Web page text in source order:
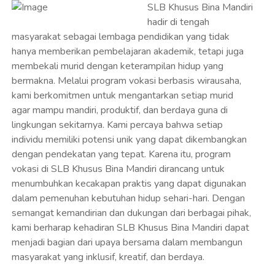
SLB Khusus Bina Mandiri
hadir di tengah
masyarakat sebagai lembaga pendidikan yang tidak
hanya memberikan pembelajaran akademik, tetapi juga
membekali murid dengan keterampilan hidup yang
bermakna. Melalui program vokasi berbasis wirausaha,
kami berkomitmen untuk mengantarkan setiap murid
agar mampu mandiri, produktif, dan berdaya guna di
lingkungan sekitarnya. Kami percaya bahwa setiap
individu memiliki potensi unik yang dapat dikembangkan
dengan pendekatan yang tepat. Karena itu, program
vokasi di SLB Khusus Bina Mandiri dirancang untuk
menumbuhkan kecakapan praktis yang dapat digunakan
dalam pemenuhan kebutuhan hidup sehari-hari. Dengan
semangat kemandirian dan dukungan dari berbagai pihak,
kami berharap kehadiran SLB Khusus Bina Mandiri dapat
menjadi bagian dari upaya bersama dalam membangun
masyarakat yang inklusif, kreatif, dan berdaya.